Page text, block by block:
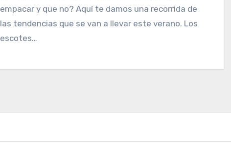
empacar y que no? Aquí te damos una recorrida de
las tendencias que se van a llevar este verano. Los
escotes…